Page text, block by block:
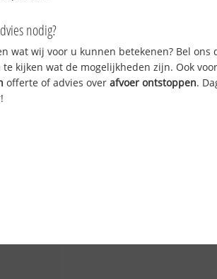
nodig?
wat wij voor u kunnen betekenen? Bel
te kijken wat de mogelijkheden zijn. Ook
offerte of advies overafvoer ontstoppen.